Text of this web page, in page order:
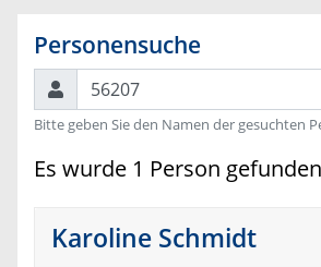
Personensuche
Suchen
Bitte geben Sie den Namen der gesuchten
Es wurde 1 Person
Karoline Schmidt